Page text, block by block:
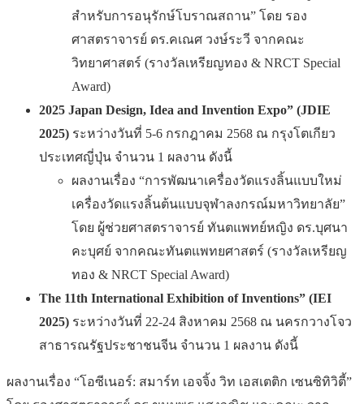
สำหรับการอนุรักษ์โบราณสถาน” โดย รอง
ศาสตราจารย์ ดร.คเณศ วงษ์ระวี จากคณะ
วิทยาศาสตร์ (รางวัลเหรียญทอง & NRCT Special
Award)
2025 Japan Design, Idea and Invention Expo” (JDIE
2025) ระหว่างวันที่ 5-6 กรกฎาคม 2568 ณ กรุงโตเกียว
ประเทศญี่ปุ่น จำนวน 1 ผลงาน ดังนี้
ผลงานเรื่อง “การพัฒนาเครื่องวัดแรงลิ้นแบบใหม่
เครื่องวัดแรงลิ้นต้นแบบจุฬาลงกรณ์มหาวิทยาลัย”
โดย ผู้ช่วยศาสตราจารย์ ทันตแพทย์หญิง ดร.บุศนา
คะบุศย์ จากคณะทันตแพทยศาสตร์ (รางวัลเหรียญ
ทอง & NRCT Special Award)
The 11th International Exhibition of Inventions” (IEI
2025) ระหว่างวันที่ 22-24 สิงหาคม 2568 ณ นครกวางโจว
สาธารณรัฐประชาชนจีน จำนวน 1 ผลงาน ดังนี้
ผลงานเรื่อง “โอซีเนอร์: สมาร์ท เอจจิ้ง วิท เอสเตติก เซนซิทิวิตี้”